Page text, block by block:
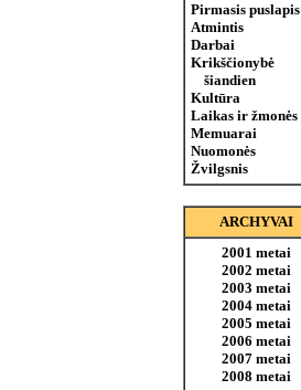
Pirmasis puslapis
Atmintis
Darbai
Krikščionybė
šiandien
Kultūra
Laikas ir žmonės
Memuarai
Nuomonės
Žvilgsnis
ARCHYVAI
2001 metai
2002 metai
2003 metai
2004 metai
2005 metai
2006 metai
2007 metai
2008 metai